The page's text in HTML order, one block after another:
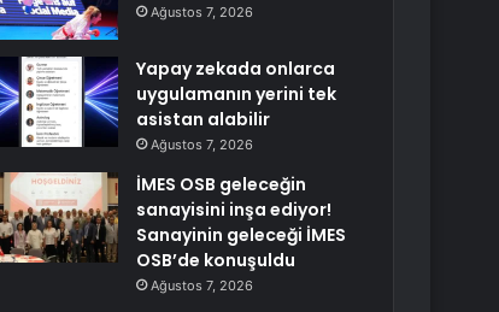
Ağustos 7, 2026
Yapay zekada onlarca
uygulamanın yerini tek
asistan alabilir
Ağustos 7, 2026
İMES OSB geleceğin
sanayisini inşa ediyor!
Sanayinin geleceği İMES
OSB’de konuşuldu
Ağustos 7, 2026